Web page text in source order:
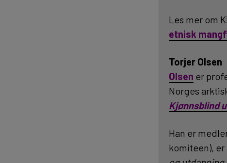
Les mer om
etnisk
Torjer Olsen
Olsen er
Norges
Kjønnsblind
Han er
komiteen),